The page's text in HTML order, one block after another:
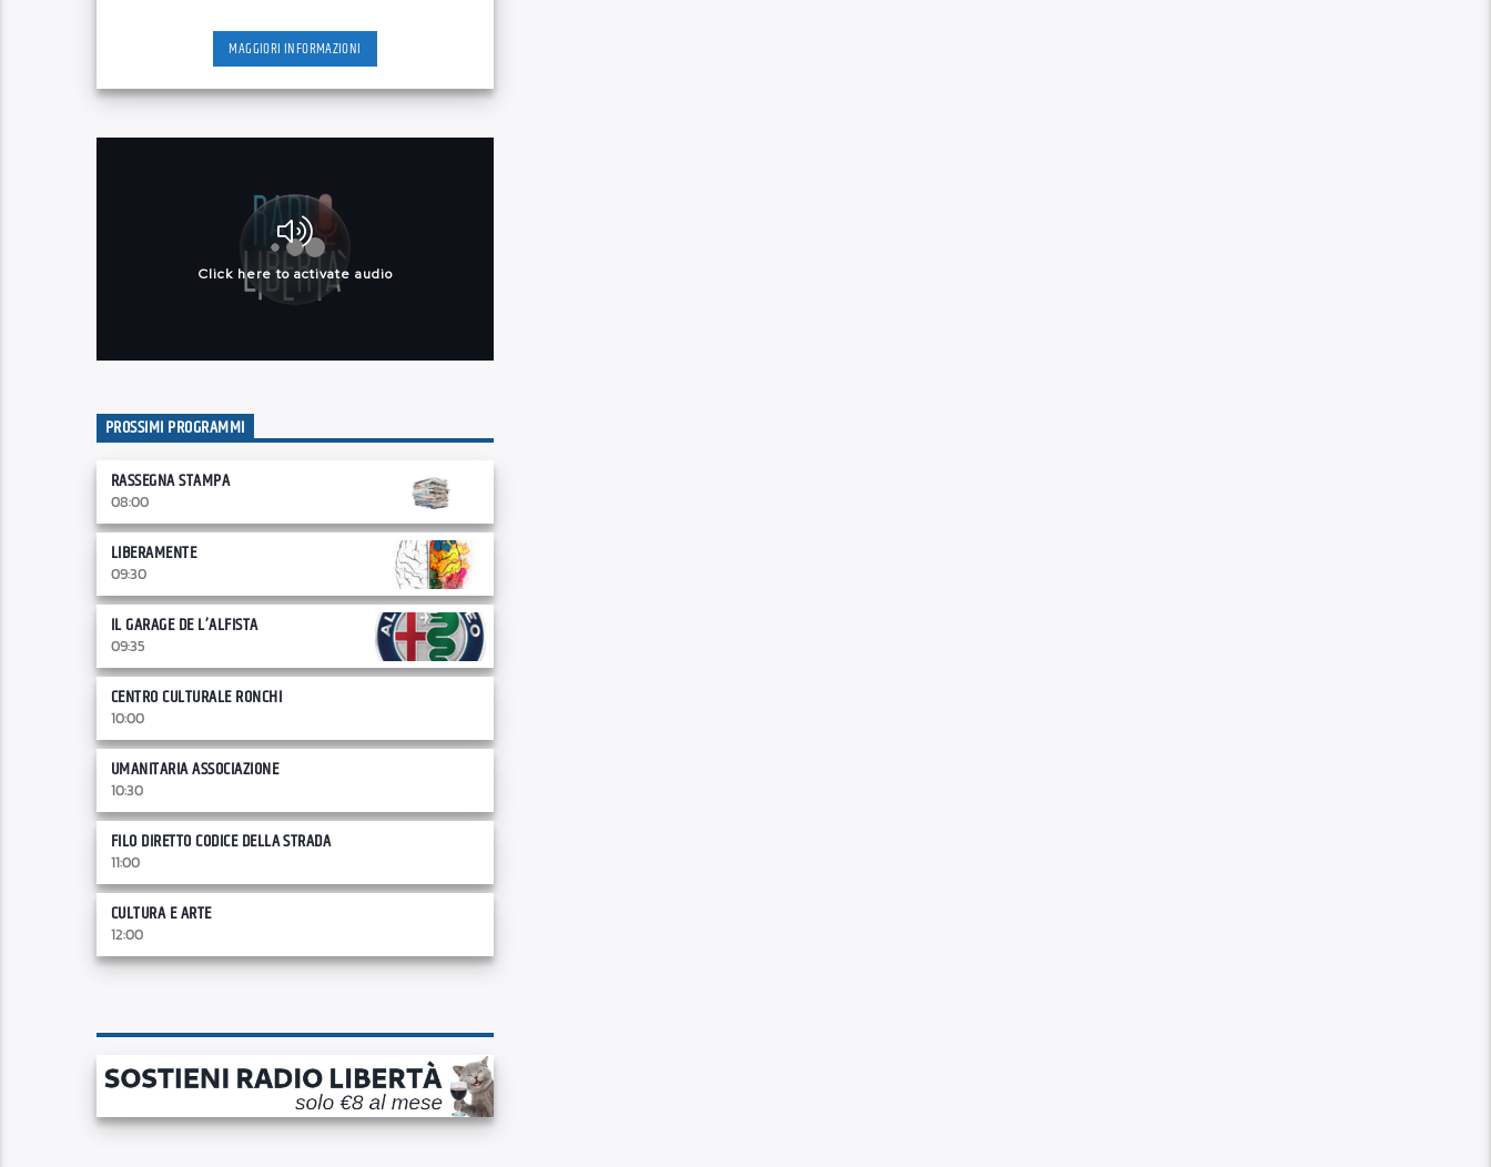
MAGGIORI INFORMAZIONI
PROSSIMI PROGRAMMI
RASSEGNA STAMPA
08:00
LIBERAMENTE
09:30
IL GARAGE DE L’ALFISTA
09:35
CENTRO CULTURALE RONCHI
10:00
UMANITARIA ASSOCIAZIONE
10:30
FILO DIRETTO CODICE DELLA STRADA
11:00
CULTURA E ARTE
12:00